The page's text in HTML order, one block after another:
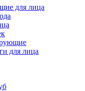
для лица
для лица